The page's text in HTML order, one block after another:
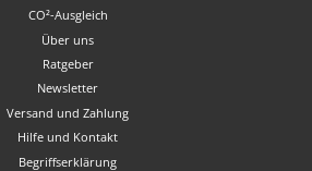
CO²-Ausgleich
Über uns
Ratgeber
Newsletter
Versand und Zahlung
Hilfe und Kontakt
Begriffserklärung